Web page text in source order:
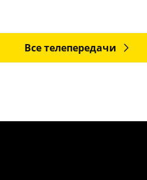
Все телепередачи